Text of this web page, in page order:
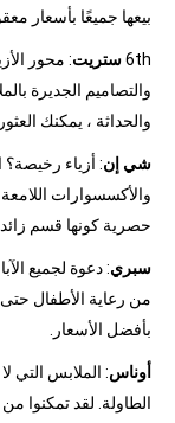
بيعها جميعًا بأسعار
6thستريت: محور
والتصاميم الجديرة
والحداثة ، يمكنك
شي إن: أزياء
والأكسسوارات
حصرية كونها قسم زائد
سبري: دعوة لجميع
بأفضل الأسعار.
أوناس: الملابس التي
الطاولة. لقد تمكنوا